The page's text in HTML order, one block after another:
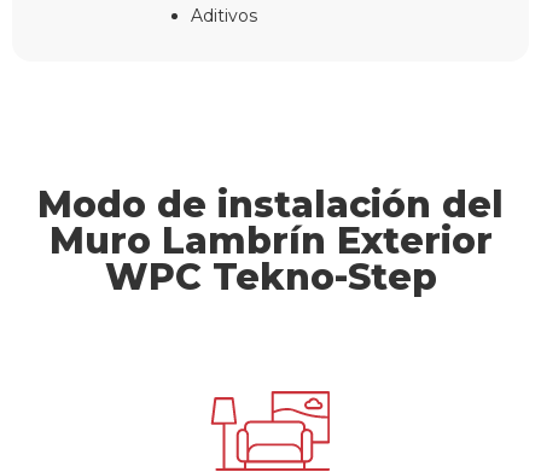
Aditivos
Modo de instalación del
Muro Lambrín Exterior
WPC Tekno-Step